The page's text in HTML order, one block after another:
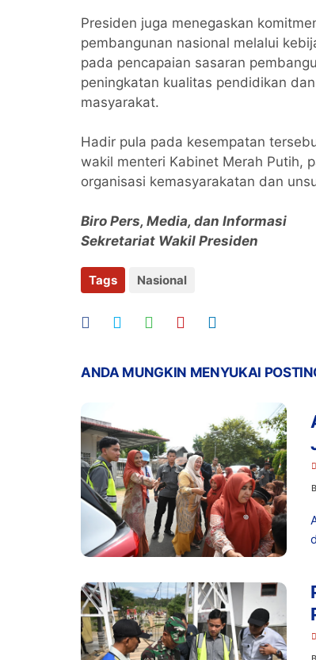
Presiden juga menegaskan
pembangunan nasional melalui
pada pencapaian sasaran
peningkatan kualitas pendidikan
masyarakat.
Hadir pula pada kesempatan
wakil menteri Kabinet Merah Putih,
organisasi kemasyarakatan dan
Biro Pers, Media, dan Informasi
Sekretariat Wakil Presiden
Tags Nasional
ANDA MUNGKIN MENYUKAI